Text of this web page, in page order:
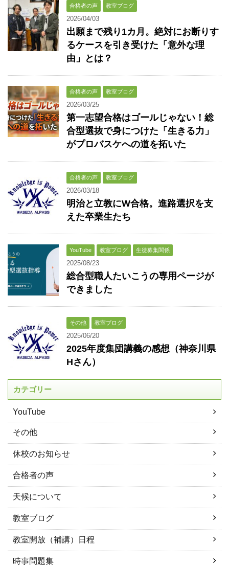
合格者の声 教室ブログ
2026/04/03
出願まで残り1カ月。絶対にお断りす
るケースを引き受けた「意外な理
由」とは？
合格者の声 教室ブログ
2026/03/25
第一志望合格はゴールじゃない！総
合型選抜で身につけた「生きる力」
がプロバスケへの道を拓いた
合格者の声 教室ブログ
2026/03/18
明治と立教にW合格。進路選択を支
えた卒業生たち
YouTube 教室ブログ 生徒募集関係
2025/08/23
総合型職人たいこうの専用ページが
できました
その他 教室ブログ
2025/06/20
2025年度集団講義の感想（神奈川県
Hさん）
カテゴリー
YouTube
その他
休校のお知らせ
合格者の声
天候について
教室ブログ
教室開放（補講）日程
時事問題集